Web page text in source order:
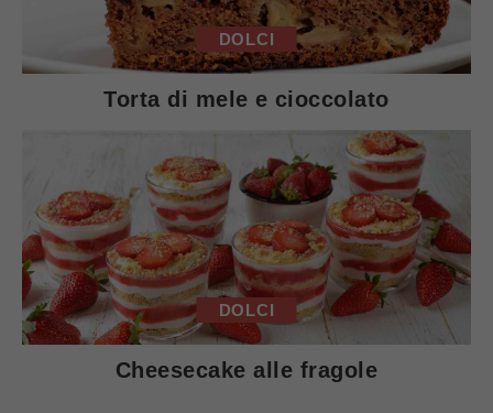
DOLCI
Torta di mele e cioccolato
DOLCI
Cheesecake alle fragole